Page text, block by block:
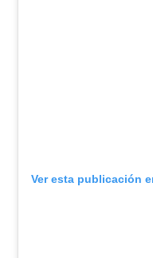
Ver esta publicación